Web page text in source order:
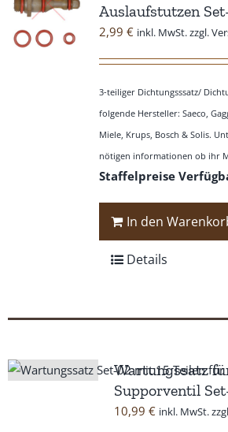
Auslaufstutzen
2,99 € inkl. MwSt. zzgl.
3-teiliger Dichtungsssatz/
folgende Hersteller: Saeco,
Miele, Krups, Bosch & Solis.
nötigen informationen ob ihr
Staffelpreise
In den
Details
Wartungssatz
Supporventil
10,99 € inkl. MwSt.